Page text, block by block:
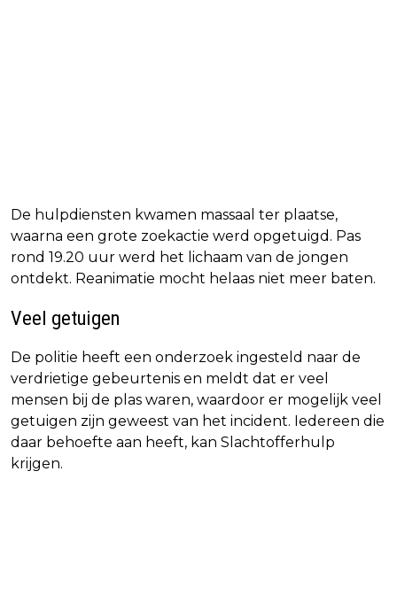
De hulpdiensten kwamen massaal ter plaatse,
waarna een grote zoekactie werd opgetuigd. Pas
rond 19.20 uur werd het lichaam van de jongen
ontdekt. Reanimatie mocht helaas niet meer baten.
Veel getuigen
De politie heeft een onderzoek ingesteld naar de
verdrietige gebeurtenis en meldt dat er veel
mensen bij de plas waren, waardoor er mogelijk veel
getuigen zijn geweest van het incident. Iedereen die
daar behoefte aan heeft, kan Slachtofferhulp
krijgen.